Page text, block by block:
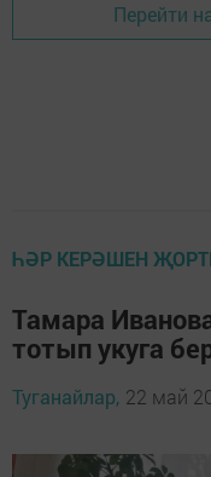
Перейти
ҺӘР КЕРӘШЕН
Тамара
тотып укуга
Туганайлар, 22 май